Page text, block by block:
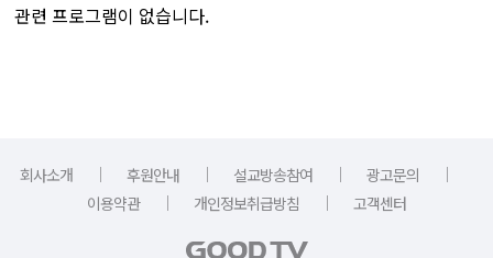
관련 프로그램이 없습니다.
회사소개 ｜ 후원안내 ｜ 설교방송참여 ｜ 광고문의
｜
이용약관
｜ 개인정보취급방침 ｜ 고객센터